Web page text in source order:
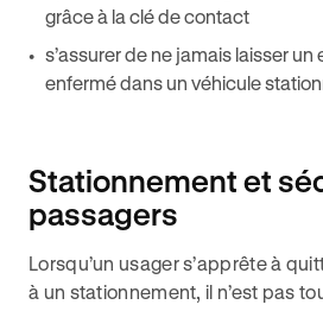
grâce à la clé de contact
s’assurer de ne jamais laisser
enfermé dans un véhicule
Stationnement et
passagers
Lorsqu’un usager s’apprête à
à un stationnement, il n’est pas